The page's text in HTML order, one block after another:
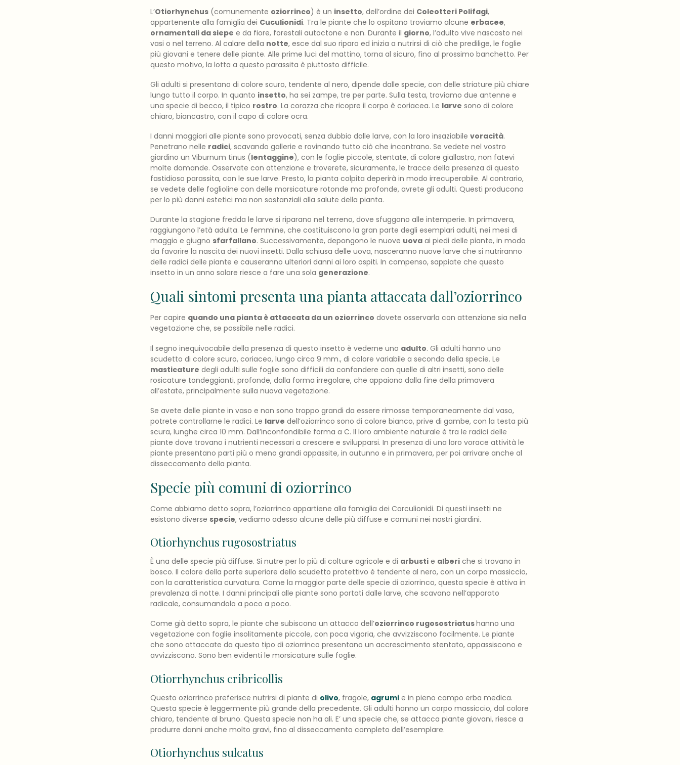
L’Otiorhynchus (comunemente oziorrinco) è un insetto, dell’ordine dei Coleotteri Polifagi,
appartenente alla famiglia dei Cuculionidi. Tra le piante che lo ospitano troviamo alcune erbacee,
ornamentali da siepe e da fiore, forestali autoctone e non. Durante il giorno, l’adulto vive nascosto nei
vasi o nel terreno. Al calare della notte, esce dal suo riparo ed inizia a nutrirsi di ciò che predilige, le foglie
più giovani e tenere delle piante. Alle prime luci del mattino, torna al sicuro, fino al prossimo banchetto. Per
questo motivo, la lotta a questo parassita è piuttosto difficile.
Gli adulti si presentano di colore scuro, tendente al nero, dipende dalle specie, con delle striature più chiare
lungo tutto il corpo. In quanto insetto, ha sei zampe, tre per parte. Sulla testa, troviamo due antenne e
una specie di becco, il tipico rostro. La corazza che ricopre il corpo è coriacea. Le larve sono di colore
chiaro, biancastro, con il capo di colore ocra.
I danni maggiori alle piante sono provocati, senza dubbio dalle larve, con la loro insaziabile voracità.
Penetrano nelle radici, scavando gallerie e rovinando tutto ciò che incontrano. Se vedete nel vostro
giardino un Viburnum tinus (lentaggine), con le foglie piccole, stentate, di colore giallastro, non fatevi
molte domande. Osservate con attenzione e troverete, sicuramente, le tracce della presenza di questo
fastidioso parassita, con le sue larve. Presto, la pianta colpita deperirà in modo irrecuperabile. Al contrario,
se vedete delle foglioline con delle morsicature rotonde ma profonde, avrete gli adulti. Questi producono
per lo più danni estetici ma non sostanziali alla salute della pianta.
Durante la stagione fredda le larve si riparano nel terreno, dove sfuggono alle intemperie. In primavera,
raggiungono l’età adulta. Le femmine, che costituiscono la gran parte degli esemplari adulti, nei mesi di
maggio e giugno sfarfallano. Successivamente, depongono le nuove uova ai piedi delle piante, in modo
da favorire la nascita dei nuovi insetti. Dalla schiusa delle uova, nasceranno nuove larve che si nutriranno
delle radici delle piante e causeranno ulteriori danni ai loro ospiti. In compenso, sappiate che questo
insetto in un anno solare riesce a fare una sola generazione.
Quali sintomi presenta una pianta attaccata dall’oziorrinco
Per capire quando una pianta è attaccata da un oziorrinco dovete osservarla con attenzione sia nella
vegetazione che, se possibile nelle radici.
Il segno inequivocabile della presenza di questo insetto è vederne uno adulto. Gli adulti hanno uno
scudetto di colore scuro, coriaceo, lungo circa 9 mm., di colore variabile a seconda della specie. Le
masticature degli adulti sulle foglie sono difficili da confondere con quelle di altri insetti, sono delle
rosicature tondeggianti, profonde, dalla forma irregolare, che appaiono dalla fine della primavera
all’estate, principalmente sulla nuova vegetazione.
Se avete delle piante in vaso e non sono troppo grandi da essere rimosse temporaneamente dal vaso,
potrete controllarne le radici. Le larve dell’oziorrinco sono di colore bianco, prive di gambe, con la testa più
scura, lunghe circa 10 mm. Dall’inconfondibile forma a C. Il loro ambiente naturale è tra le radici delle
piante dove trovano i nutrienti necessari a crescere e svilupparsi. In presenza di una loro vorace attività le
piante presentano parti più o meno grandi appassite, in autunno e in primavera, per poi arrivare anche al
disseccamento della pianta.
Specie più comuni di oziorrinco
Come abbiamo detto sopra, l’oziorrinco appartiene alla famiglia dei Corculionidi. Di questi insetti ne
esistono diverse specie, vediamo adesso alcune delle più diffuse e comuni nei nostri giardini.
Otiorhynchus rugosostriatus
È una delle specie più diffuse. Si nutre per lo più di colture agricole e di arbusti e alberi che si trovano in
bosco. Il colore della parte superiore dello scudetto protettivo è tendente al nero, con un corpo massiccio,
con la caratteristica curvatura. Come la maggior parte delle specie di oziorrinco, questa specie è attiva in
prevalenza di notte. I danni principali alle piante sono portati dalle larve, che scavano nell’apparato
radicale, consumandolo a poco a poco.
Come già detto sopra, le piante che subiscono un attacco dell’oziorrinco rugosostriatushanno una
vegetazione con foglie insolitamente piccole, con poca vigoria, che avvizziscono facilmente. Le piante
che sono attaccate da questo tipo di oziorrinco presentano un accrescimento stentato, appassiscono e
avvizziscono. Sono ben evidenti le morsicature sulle foglie.
Otiorrhynchus cribricollis
Questo oziorrinco preferisce nutrirsi di piante di olivo, fragole, agrumi e in pieno campo erba medica.
Questa specie è leggermente più grande della precedente. Gli adulti hanno un corpo massiccio, dal colore
chiaro, tendente al bruno. Questa specie non ha ali. E’ una specie che, se attacca piante giovani, riesce a
produrre danni anche molto gravi, fino al disseccamento completo dell’esemplare.
Otiorhynchus sulcatus